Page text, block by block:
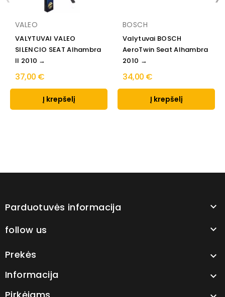
VALEO
VALYTUVAI VALEO
SILENCIO SEAT Alhambra
II 2010 →
37,00 €
Į krepšelį
BOSCH
Valytuvai BOSCH
AeroTwin Seat Alhambra
2010 →
34,00 €
Į krepšelį
Parduotuvės informacija 
follow us 
Prekės 
Informacija 